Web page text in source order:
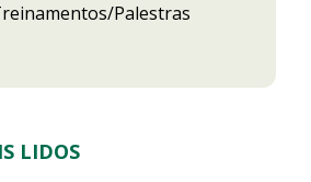
Palestras
LIDOS